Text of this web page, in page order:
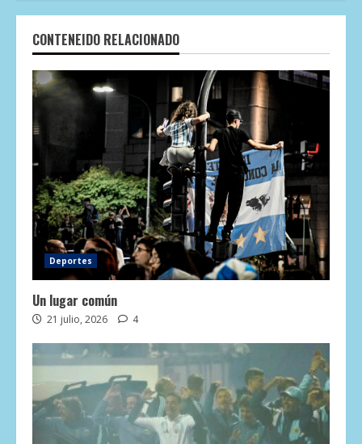
CONTENEIDO RELACIONADO
Deportes
Un lugar común
21 julio, 2026 4